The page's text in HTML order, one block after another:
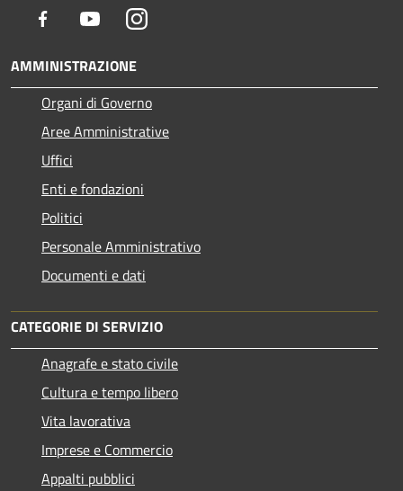
Facebook YoutubeInstagram
AMMINISTRAZIONE
Organi di Governo
Aree Amministrative
Uffici
Enti e fondazioni
Politici
Personale Amministrativo
Documenti e dati
CATEGORIE DI SERVIZIO
Anagrafe e stato civile
Cultura e tempo libero
Vita lavorativa
Imprese e Commercio
Appalti pubblici